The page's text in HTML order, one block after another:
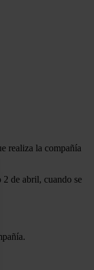
realiza la compañía
de abril, cuando se